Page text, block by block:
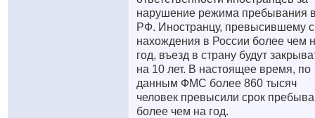
нарушение режима пребывания
РФ. Иностранцу, превысившему
нахождения в России более чем
год, въезд в страну будут
на 10 лет. В настоящее время, по
данным ФМС более 860 тысяч
человек превысили срок
более чем на год.